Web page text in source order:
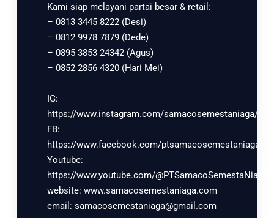
Kami siap melayani partai besar & retail:
– 0813 3445 8222 (Desi)
– 0812 9978 7879 (Dede)
– 0895 3853 24342 (Agus)
– 0852 2856 4320 (Hari Mei)
IG:
https://www.instagram.com/samacosemestaniaga/
FB:
https://www.facebook.com/ptsamacosemestaniaga
Youtube:
https://www.youtube.com/@PTSamacoSemestaNiaga
website: www.samacosemestaniaga.com
email: samacosemestaniaga@gmail.com